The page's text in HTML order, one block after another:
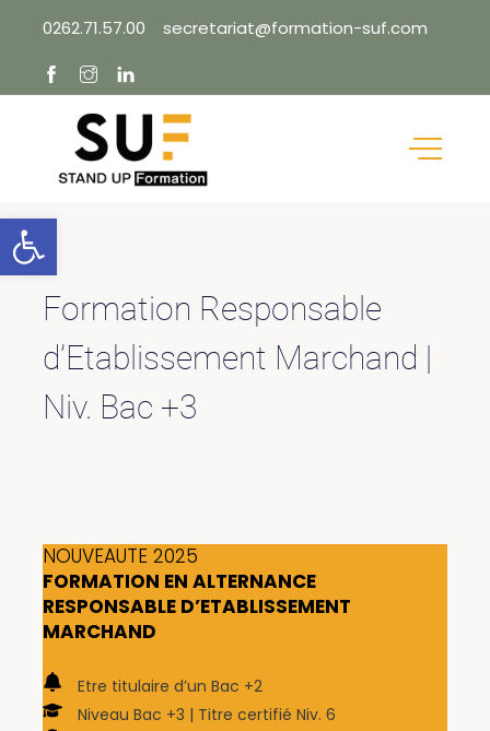
content
0262.71.57.00 secretariat@formation-suf.com
Formation Responsable
d’Etablissement Marchand |
Niv. Bac +3
NOUVEAUTE 2025
FORMATION EN ALTERNANCE
RESPONSABLE D’ETABLISSEMENT
MARCHAND
Etre titulaire d’un Bac +2
Niveau Bac +3 | Titre certifié Niv. 6
Ouvrir la barre d’outils